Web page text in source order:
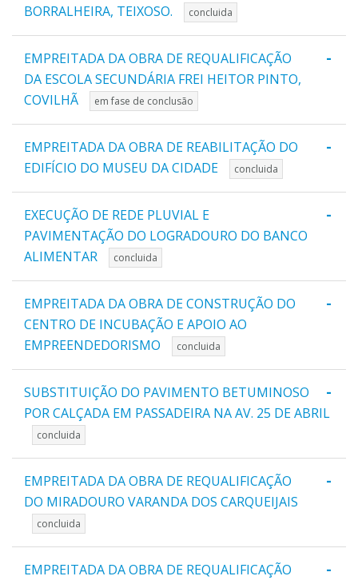
BORRALHEIRA, TEIXOSO.
concluida
-
EMPREITADA DA OBRA DE REQUALIFICAÇÃO
DA ESCOLA SECUNDÁRIA FREI HEITOR PINTO,
COVILHÃ
em fase de conclusão
-
EMPREITADA DA OBRA DE REABILITAÇÃO DO
EDIFÍCIO DO MUSEU DA CIDADE
concluida
-
EXECUÇÃO DE REDE PLUVIAL E
PAVIMENTAÇÃO DO LOGRADOURO DO BANCO
ALIMENTAR
concluida
-
EMPREITADA DA OBRA DE CONSTRUÇÃO DO
CENTRO DE INCUBAÇÃO E APOIO AO
EMPREENDEDORISMO
concluida
-
SUBSTITUIÇÃO DO PAVIMENTO BETUMINOSO
POR CALÇADA EM PASSADEIRA NA AV. 25 DE ABRIL
concluida
-
EMPREITADA DA OBRA DE REQUALIFICAÇÃO
DO MIRADOURO VARANDA DOS CARQUEIJAIS
concluida
-
EMPREITADA DA OBRA DE REQUALIFICAÇÃO